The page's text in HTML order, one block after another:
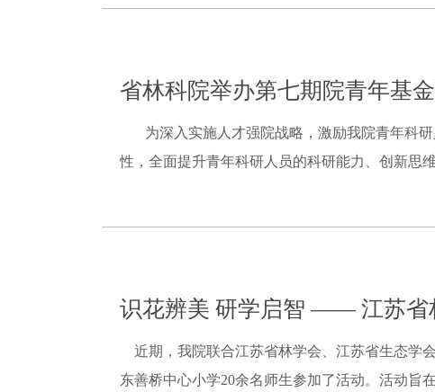
省林科院举办第七期院青年基
为深入实施人才强院战略，激励我院青年科研
性，全面提升青年科研人员的科研能力、创新思
识花辨美 研学启智 —— 江苏省
近期，我院联合江苏省林学会、江苏省生态学
东善桥中心小学20余名师生参加了活动。活动旨